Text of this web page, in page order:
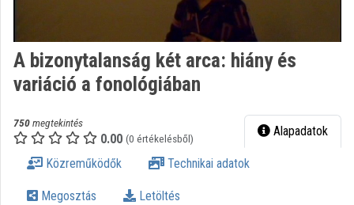
Közreműködők
A bizonytalanság két arca: hiány és
variáció a fonológiában
750megtekintés
0.00 (0 értékelésből) Alapadatok
Közreműködők Technikai adatok
Megosztás Letöltés